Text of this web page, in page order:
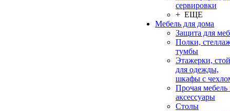
сервировки
+ ЕЩЕ
Мебель для дома
Защита для
Полки,
тумбы
Этажерки,
для одежды,
шкафы с
Прочая мебель
аксессуары
Столы